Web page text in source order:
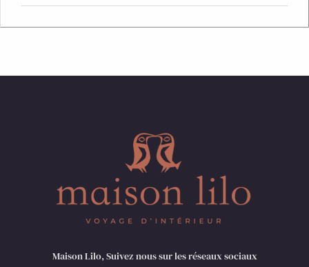
Maison Lilo, Suivez nous sur les réseaux sociaux